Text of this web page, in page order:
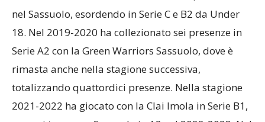
18. Nel 2019-2020 ha collezionato sei presenze in
rimasta anche nella stagione successiva,
totalizzando quattordici presenze. Nella stagione
2021-2022 ha giocato con la Clai Imola in Serie B1,